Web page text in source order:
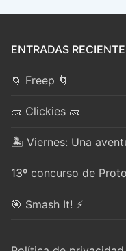
ENTRADAS
🌀 Freep 🌀
🧱 Clickies 🧱
🏝️ Viernes: Una
13º concurso de
🎯 Smash It! ⚡